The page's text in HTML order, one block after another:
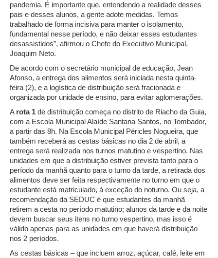
pandemia. É importante que, entendendo a realidade desses
pais e desses alunos, a gente adote medidas. Temos
trabalhado de forma incisiva para manter o isolamento,
fundamental nesse período, e não deixar esses estudantes
desassistidos”, afirmou o Chefe do Executivo Municipal,
Joaquim Neto.
De acordo com o secretário municipal de educação, Jean
Afonso, a entrega dos alimentos será iniciada nesta quinta-
feira (2), e a logística de distribuição será fracionada e
organizada por unidade de ensino, para evitar aglomerações.
A rota 1 de distribuição começa no distrito de Riacho da Guia,
com a Escola Municipal Alaíde Santana Santos, no Tombador,
a partir das 8h. Na Escola Municipal Péricles Nogueira, que
também receberá as cestas básicas no dia 2 de abril, a
entrega será realizada nos turnos matutino e vespertino. Nas
unidades em que a distribuição estiver prevista tanto para o
período da manhã quanto para o turno da tarde, a retirada dos
alimentos deve ser feita respectivamente no turno em que o
estudante está matriculado, à exceção do noturno. Ou seja, a
recomendação da SEDUC é que estudantes da manhã
retirem a cesta no período matutino; alunos da tarde e da noite
devem buscar seus itens no turno vespertino, mas isso é
válido apenas para as unidades em que haverá distribuição
nos 2 períodos.
As cestas básicas – que incluem arroz, açúcar, café, leite em